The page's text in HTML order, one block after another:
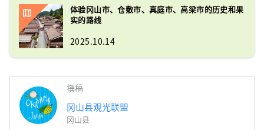
体验冈山市、仓敷市、真庭市、高梁市的历史和果
实的路线
2025.10.14
撰稿
冈山县观光联盟
冈山县